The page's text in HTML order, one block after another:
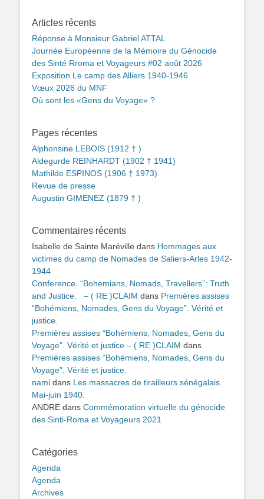
Articles récents
Réponse à Monsieur Gabriel ATTAL
Journée Européenne de la Mémoire du Génocide
des Sinté Rroma et Voyageurs #02 août 2026
Exposition Le camp des Alliers 1940-1946
Vœux 2026 du MNF
Où sont les «Gens du Voyage» ?
Pages récentes
Alphonsine LEBOIS (1912 † )
Aldegurde REINHARDT (1902 † 1941)
Mathilde ESPINOS (1906 † 1973)
Revue de presse
Augustin GIMENEZ (1879 † )
Commentaires récents
Isabelle de Sainte Maréville dans Hommages aux
victimes du camp de Nomades de Saliers-Arles 1942-
1944
Conference. “Bohemians, Nomads, Travellers”: Truth
and Justice. – ( RE )CLAIM dans Premières assises
“Bohémiens, Nomades, Gens du Voyage”. Vérité et
justice.
Premières assises “Bohémiens, Nomades, Gens du
Voyage”. Vérité et justice – ( RE )CLAIM dans
Premières assises “Bohémiens, Nomades, Gens du
Voyage”. Vérité et justice.
nami dans Les massacres de tirailleurs sénégalais.
Mai-juin 1940.
ANDRE dans Commémoration virtuelle du génocide
des Sinti-Roma et Voyageurs 2021
Catégories
Agenda
Agenda
Archives